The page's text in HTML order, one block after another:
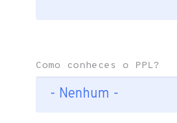
Como conheces o PPL?